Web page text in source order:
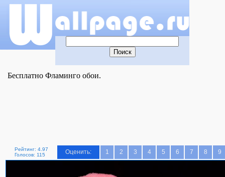
Бесплатно Фламинго обои.
Рейтинг: 4.97
Голосов: 115
Оценить: 1 2 3 4 5 6 7 8 9